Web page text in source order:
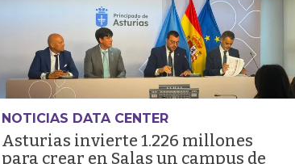
NOTICIAS DATA CENTER
Asturias invierte 1.226 millones
para crear en Salas un campus de